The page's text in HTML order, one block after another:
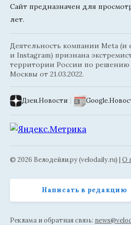
Сайт предназначен для
лет.
Деятельность компании Meta (и
и Instagram) признана
территории России по решению
Москвы от 21.03.2022.
Дзен.Новости |
© 2026 Велодейли.ру (velodaily.ru) | О
Написать в редакцию
Реклама и обратная связь: